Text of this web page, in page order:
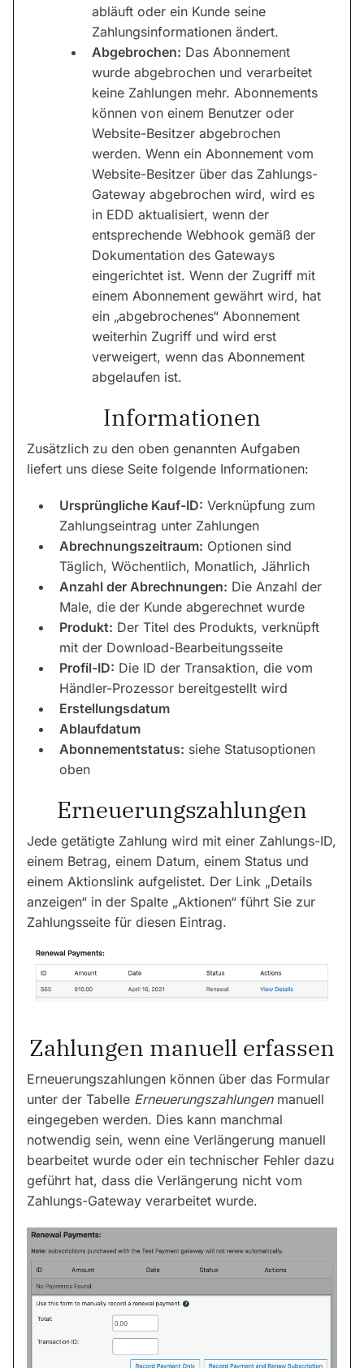
abläuft oder ein Kunde seine
Zahlungsinformationen ändert.
Abgebrochen: Das Abonnement
wurde abgebrochen und verarbeitet
keine Zahlungen mehr. Abonnements
können von einem Benutzer oder
Website-Besitzer abgebrochen
werden. Wenn ein Abonnement vom
Website-Besitzer über das Zahlungs-
Gateway abgebrochen wird, wird es
in EDD aktualisiert, wenn der
entsprechende Webhook gemäß der
Dokumentation des Gateways
eingerichtet ist. Wenn der Zugriff mit
einem Abonnement gewährt wird, hat
ein „abgebrochenes“ Abonnement
weiterhin Zugriff und wird erst
verweigert, wenn das Abonnement
abgelaufen ist.
Informationen
Zusätzlich zu den oben genannten Aufgaben
liefert uns diese Seite folgende Informationen:
Ursprüngliche Kauf-ID: Verknüpfung zum
Zahlungseintrag unter Zahlungen
Abrechnungszeitraum: Optionen sind
Täglich, Wöchentlich, Monatlich, Jährlich
Anzahl der Abrechnungen: Die Anzahl der
Male, die der Kunde abgerechnet wurde
Produkt: Der Titel des Produkts, verknüpft
mit der Download-Bearbeitungsseite
Profil-ID: Die ID der Transaktion, die vom
Händler-Prozessor bereitgestellt wird
Erstellungsdatum
Ablaufdatum
Abonnementstatus: siehe Statusoptionen
oben
Erneuerungszahlungen
Jede getätigte Zahlung wird mit einer Zahlungs-ID,
einem Betrag, einem Datum, einem Status und
einem Aktionslink aufgelistet. Der Link „Details
anzeigen“ in der Spalte „Aktionen“ führt Sie zur
Zahlungsseite für diesen Eintrag.
Zahlungen manuell erfassen
Erneuerungszahlungen können über das Formular
unter der Tabelle Erneuerungszahlungenmanuell
eingegeben werden. Dies kann manchmal
notwendig sein, wenn eine Verlängerung manuell
bearbeitet wurde oder ein technischer Fehler dazu
geführt hat, dass die Verlängerung nicht vom
Zahlungs-Gateway verarbeitet wurde.